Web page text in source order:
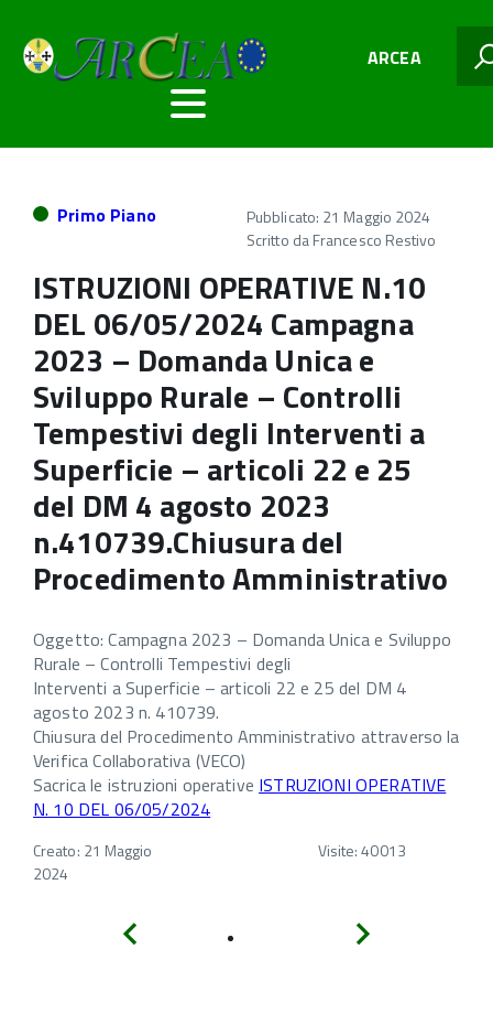
ARCEA
Primo Piano
Pubblicato: 21 Maggio 2024
Scritto daFrancesco Restivo
ISTRUZIONI OPERATIVE N.10
DEL 06/05/2024 Campagna
2023 – Domanda Unica e
Sviluppo Rurale – Controlli
Tempestivi degli Interventi a
Superficie – articoli 22 e 25
del DM 4 agosto 2023
n.410739.Chiusura del
Procedimento Amministrativo
Oggetto: Campagna 2023 – Domanda Unica e Sviluppo
Rurale – Controlli Tempestivi degli
Interventi a Superficie – articoli 22 e 25 del DM 4
agosto 2023 n. 410739.
Chiusura del Procedimento Amministrativo attraverso la
Verifica Collaborativa (VECO)
Sacrica le istruzioni operative ISTRUZIONI OPERATIVE
N. 10 DEL 06/05/2024
Creato: 21 Maggio
2024
Visite: 40013